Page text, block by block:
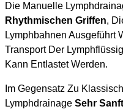
Die Manuelle
Rhythmischen Griffen,
Lymphbahnen Ausgeführt
Transport Der
Kann Entlastet Werden.
Im Gegensatz Zu
Lymphdrainage Sehr